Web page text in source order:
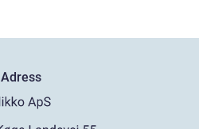
Adress